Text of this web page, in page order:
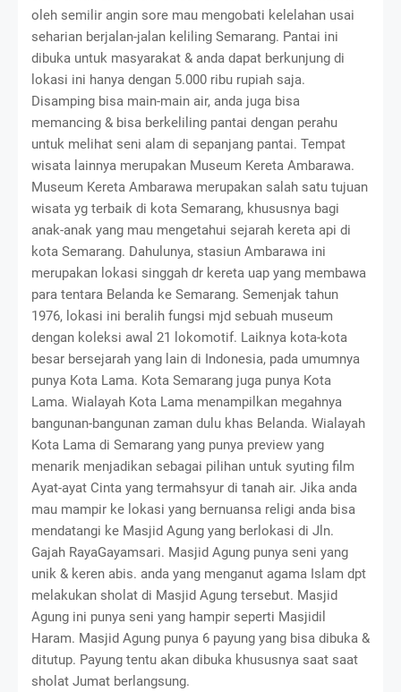
oleh semilir angin sore mau mengobati kelelahan usai
seharian berjalan-jalan keliling Semarang. Pantai ini
dibuka untuk masyarakat & anda dapat berkunjung di
lokasi ini hanya dengan 5.000 ribu rupiah saja.
Disamping bisa main-main air, anda juga bisa
memancing & bisa berkeliling pantai dengan perahu
untuk melihat seni alam di sepanjang pantai. Tempat
wisata lainnya merupakan Museum Kereta Ambarawa.
Museum Kereta Ambarawa merupakan salah satu tujuan
wisata yg terbaik di kota Semarang, khususnya bagi
anak-anak yang mau mengetahui sejarah kereta api di
kota Semarang. Dahulunya, stasiun Ambarawa ini
merupakan lokasi singgah dr kereta uap yang membawa
para tentara Belanda ke Semarang. Semenjak tahun
1976, lokasi ini beralih fungsi mjd sebuah museum
dengan koleksi awal 21 lokomotif. Laiknya kota-kota
besar bersejarah yang lain di Indonesia, pada umumnya
punya Kota Lama. Kota Semarang juga punya Kota
Lama. Wialayah Kota Lama menampilkan megahnya
bangunan-bangunan zaman dulu khas Belanda. Wialayah
Kota Lama di Semarang yang punya preview yang
menarik menjadikan sebagai pilihan untuk syuting film
Ayat-ayat Cinta yang termahsyur di tanah air. Jika anda
mau mampir ke lokasi yang bernuansa religi anda bisa
mendatangi ke Masjid Agung yang berlokasi di Jln.
Gajah RayaGayamsari. Masjid Agung punya seni yang
unik & keren abis. anda yang menganut agama Islam dpt
melakukan sholat di Masjid Agung tersebut. Masjid
Agung ini punya seni yang hampir seperti Masjidil
Haram. Masjid Agung punya 6 payung yang bisa dibuka &
ditutup. Payung tentu akan dibuka khususnya saat saat
sholat Jumat berlangsung.